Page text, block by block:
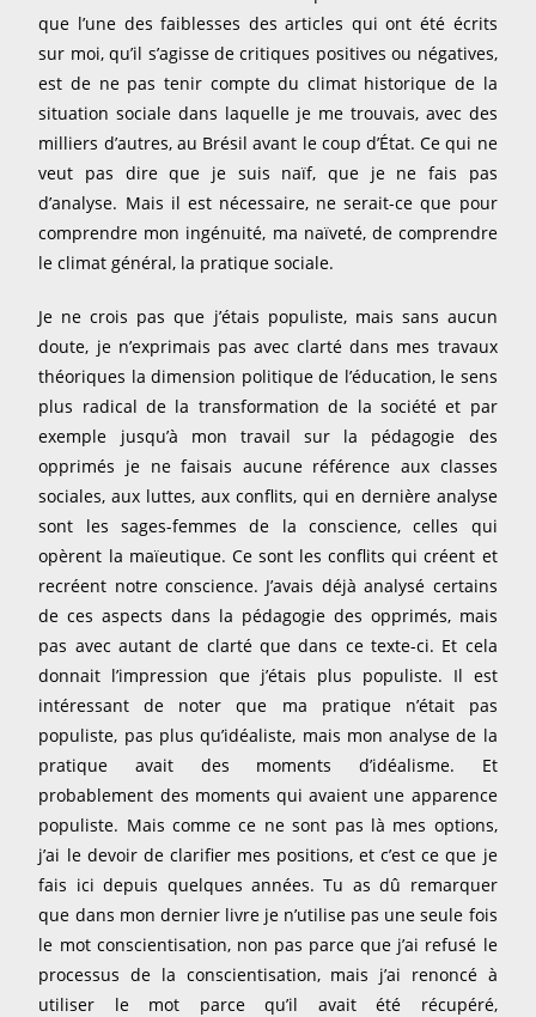
que l’une des faiblesses des articles qui ont été écrits
sur moi, qu’il s’agisse de critiques positives ou négatives,
est de ne pas tenir compte du climat historique de la
situation sociale dans laquelle je me trouvais, avec des
milliers d’autres, au Brésil avant le coup d’État. Ce qui ne
veut pas dire que je suis naïf, que je ne fais pas
d’analyse. Mais il est nécessaire, ne serait-ce que pour
comprendre mon ingénuité, ma naïveté, de comprendre
le climat général, la pratique sociale.
Je ne crois pas que j’étais populiste, mais sans aucun
doute, je n’exprimais pas avec clarté dans mes travaux
théoriques la dimension politique de l’éducation, le sens
plus radical de la transformation de la société et par
exemple jusqu’à mon travail sur la pédagogie des
opprimés je ne faisais aucune référence aux classes
sociales, aux luttes, aux conflits, qui en dernière analyse
sont les sages-femmes de la conscience, celles qui
opèrent la maïeutique. Ce sont les conflits qui créent et
recréent notre conscience. J’avais déjà analysé certains
de ces aspects dans la pédagogie des opprimés, mais
pas avec autant de clarté que dans ce texte-ci. Et cela
donnait l’impression que j’étais plus populiste. Il est
intéressant de noter que ma pratique n’était pas
populiste, pas plus qu’idéaliste, mais mon analyse de la
pratique avait des moments d’idéalisme. Et
probablement des moments qui avaient une apparence
populiste. Mais comme ce ne sont pas là mes options,
j’ai le devoir de clarifier mes positions, et c’est ce que je
fais ici depuis quelques années. Tu as dû remarquer
que dans mon dernier livre je n’utilise pas une seule fois
le mot conscientisation, non pas parce que j’ai refusé le
processus de la conscientisation, mais j’ai renoncé à
utiliser le mot parce qu’il avait été récupéré,